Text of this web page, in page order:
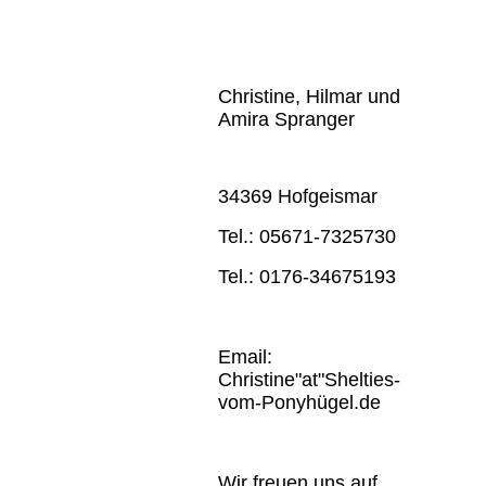
Christine, Hilmar und
Amira Spranger
34369 Hofgeismar
Tel.: 05671-7325730
Tel.: 0176-34675193
Email:
Christine"at"Shelties-
vom-Ponyhügel.de